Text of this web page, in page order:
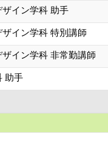
イン学科 助手
イン学科 特別講師
イン学科 非常勤講師
助手